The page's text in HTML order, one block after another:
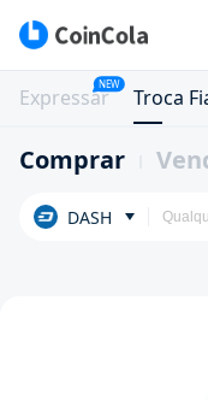
Expressar
NEW
Troca
Comprar
DASH